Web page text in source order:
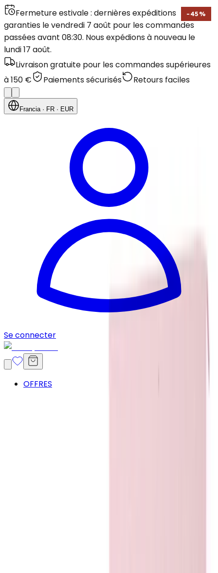
Fermeture estivale : dernières expéditions
garanties le vendredi 7 août pour les commandes
passées avant 08:30. Nous expédions à nouveau le
lundi 17 août.
Livraison gratuite pour les commandes supérieures
à 150 €
Paiements sécurisés Retours faciles
Francia· FR · EUR
Se connecter
OFFRES
- 45 %